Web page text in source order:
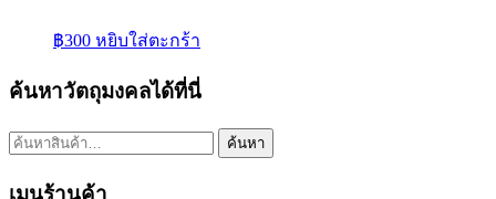
฿300 หยิบใส่ตะกร้า
ค้นหาวัตถุมงคลได้ที่นี่
ค้นหา: ค้นหา